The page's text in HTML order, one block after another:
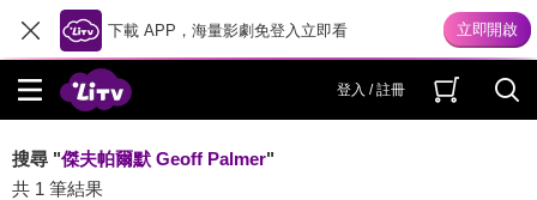
下載 APP，海量影劇免登入立即看
登入 / 註冊
搜尋 "傑夫帕爾默 Geoff Palmer"
共 1 筆結果